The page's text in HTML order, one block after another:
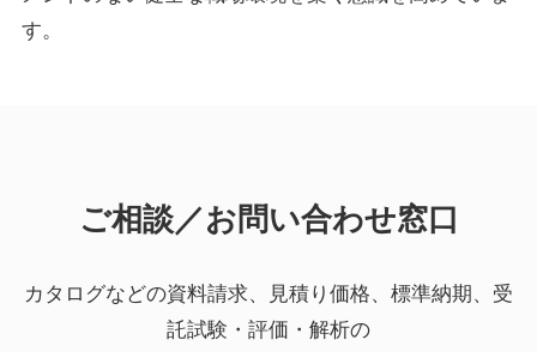
す。
ご相談／お問い合わせ窓口
カタログなどの資料請求、見積り価格、標準納期、受
託試験・評価・解析の